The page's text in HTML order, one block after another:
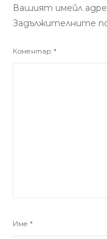
Вашият имейл
Задължителните
Коментар:*
Име*